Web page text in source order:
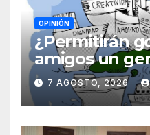
OPINIÓN
¿Permitirán
amigos un
Cuba? Por
Blanch
7 AGOSTO, 2026